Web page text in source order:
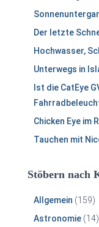
Der letzte
Hochwasser,
Unterwegs in
Ist die CatEye
Chicken Eye im
Tauchen mit
Stöbern nach
Allgemein (159)
Astronomie (14)